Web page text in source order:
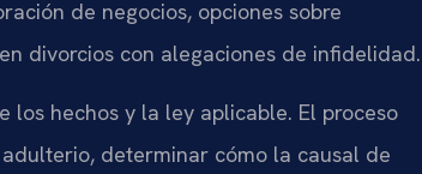
de negocios, opciones sobre
divorcios con alegaciones de infidelidad.
hechos y la ley aplicable. El proceso
determinar cómo la causal de